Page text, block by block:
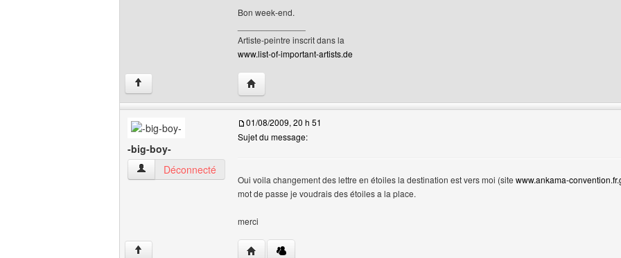
Bon week-end.
Artiste-peintre inscrit dans la
www.list-of-important-artists.de
↑ Visiter le site web de l'utilisateur: lsdreams
-big-boy-
-big-boy- Voir le profil de l'utilisateur
Déconnecté
01/08/2009, 20 h 51
Sujet du message:
Oui voila changement des lettre en étoiles la destination est vers moi (site www.ankama-
mot de passe je voudrais des étoiles a la place.
merci
↑ Visiter le site web de l'utilisateur: -big-boy-